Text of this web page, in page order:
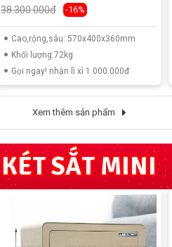
38.300.000đ -16%
Cao,rộng,sâu: 570x400x360mm
Khối lượng:72kg
Gọi ngay! nhận lì xì 1.000.000đ
Xem thêm sản phẩm
KÉT SẮT MINI